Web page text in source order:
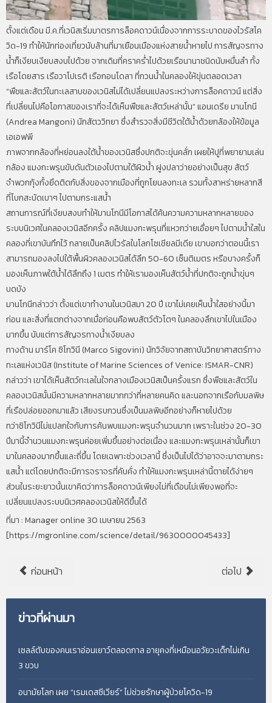
ตั้งแต่เดือน มี.ค.ที่เวนิสเริ่มมาตรการล็อคดาวน์เนื่องจากการระบาดของไวรัสโค
วิด-19 ทำให้นักท่องเที่ยวนับล้านที่มาเยือนเมืองแห่งสายน้ำหายไป การสัญจรทาง
น้ำก็เงียบเงียบสงบไปด้วย จากเดิมที่คราคร่ำไปด้วยเรือนานาชนิดนับหมื่นลำ ทั้ง
เรือโดยสาร เรือวาโปเรติ เรือกอนโดลา ที่กวนน้ำในคลองให้ขุ่นตลอดเวลา
“พืชและสัตว์ในทะเลสาบของเวนิสไม่ได้เปลี่ยนแปลงระหว่างการล็อคดาวน์ แต่สิ่ง
ที่เปลี่ยนไปคือโอกาสของเราที่จะได้เห็นพืชและสัตว์เหล่านั้น” แอนเดรีย มานโกนี
(Andrea Mangoni) นักสัตววิทยา ซึ่งสำรวจสิ่งมีชีวิตใต้น้ำด้วยกล้องให้ข้อมูล
เอเอฟพี
ภาพจากกล้องที่หย่อนลงใต้น้ำของเวนิสซึ่งปกติจะขุ่นคลั่ก เผยให้ปูที่พยายามเล่น
กล้อง แมงกะพรุนขับดันตัวเองไปตามใต้ผิวน้ำ ฝูงปลาว่ายอย่างเป็นสุข สัตว์
จำพวกกุ้งกั้งยึดติดกับสิ่งของจากเมืองที่ถูกโยนลงทะเล รวมทั้งสาหร่ายหลากสี
ที่โบกสะบัดเบาๆ ไปตามกระแสน้ำ
สถานการณ์ที่เงียบสงบทำให้มานโกนีมีโอกาสได้ค้นความความหลากหลายของ
ระบบนิเวศในคลองเวนิสอีกครั้ง คลิปแมงกะพรุนที่แหวกว่ายเอื่อยๆ ไปตามน้ำใสใน
คลองที่เขาบันทึกไว้ กลายเป็นคลิปไวรัลในโลกโซเชียลมีเดีย เขาบอกว่าตอนนี้เรา
สามารถมองลงไปใต้พื้นผิวคลองเวนิสได้ลึก 50-60 เซ็นติเมตร หรือบางครั้งก็
มองเห็นภาพใต้น้ำได้ลึกถึง 1 เมตร ทำให้เรามองเห็นสัตว์น้ำที่ปกติจะถูกน้ำขุ่นๆ
บดบัง
มานโกนีกล่าวว่า ตั้งแต่เขาทำงานในเวนิสมา 20 ปี เขาไม่เคยเห็นน้ำใสอย่างนี้มา
ก่อน และสิ่งที่แตกต่างจากเมื่อก่อนคือพบสัตว์ตัวโตๆ ในคลองลึกเขาไปในเมือง
มากขึ้น นับแต่การสัญจรทางน้ำเงียบลง
ทางด้าน มาร์โค ซิโกวินี (Marco Sigovini) นักวิจัยจากสถาบันวิทยาศาสตร์ทาง
ทะเลแห่งเวนิส (Institute of Marine Sciences of Venice: ISMAR-CNR)
กล่าวว่า เขาได้เห็นสัตว์ทะเลในใจกลางเมืองเวนิสเป็นครั้งแรก ซึ่งพืชและสัตว์ใน
คลองเวนิสนั้นมีความหลากหลายมากกว่าที่หลายคนคิด และนอกจากเรือกับมลพิษ
ที่เรือปล่อยออกมาแล้ว เสียงรบกวนซึ่งเป็นมลพิษอีกอย่างก็หายไปด้วย
ทว่าซิโกวินีไม่แปลกใจกับการค้นพบแมงกะพรุนจำนวนมาก เพราะในช่วง 20-30
ปีมานี้จำนวนแมงกะพรุนค่อยเพิ่มขึ้นอย่างต่อเนื่อง และแมงกะพรุนเหล่านั้นก็เขา
มาในคลองมากขึ้นและถี่ขึ้น โดยเฉพาะช่วงเวลานี้ ซึ่งเป็นไปได้ว่าอาจจะมาตามกระ
แสน้ำ แต่โดยปกติจะมีการจราจรที่คับคั่ง ทำให้แมงกะพรุนเหล่านี้ตายได้ง่ายๆ
ส่วนในระยะยาวนั้นเขาคิดว่าการล็อคดาวน์เพียงไม่กี่เดือนไม่เพียงพอที่จะ
เปลี่ยนแปลงระบบนิเวศคลองเวนิสให้ดีขึ้นได้
ที่มา : Manager online 30 เมษายน 2563
[https://mgronline.com/science/detail/9630000045433]
ก่อนหน้า ต่อไป
ข่าวที่ผ่านมา
เซลล์ตับของคนเราอ่อนเยาว์ตลอดกาล อายุคงที่เหมือนอวัยวะเด็กไม่เกิน
3 ขวบ
อนามัยโลก เผย “เรมเดสซีเวียร์” ไม่ช่วยรักษาผู้ป่วยโควิด-19